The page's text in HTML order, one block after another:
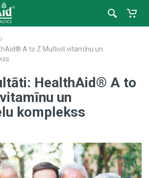
A to Z Multivit vitamīnu un
HealthAid® A to
un
komplekss